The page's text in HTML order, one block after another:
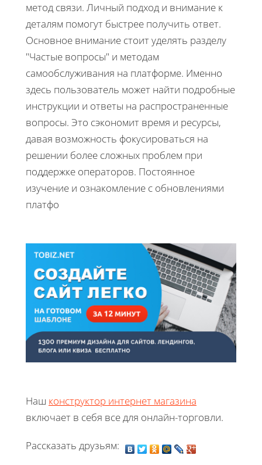
метод связи. Личный подход и внимание к
деталям помогут быстрее получить ответ.
Основное внимание стоит уделять разделу
"Частые вопросы" и методам
самообслуживания на платформе. Именно
здесь пользователь может найти подробные
инструкции и ответы на распространенные
вопросы. Это сэкономит время и ресурсы,
давая возможность фокусироваться на
решении более сложных проблем при
поддержке операторов. Постоянное
изучение и ознакомление с обновлениями
платфо
Наш конструктор интернет магазина
включает в себя все для онлайн-торговли.
Рассказать друзьям: